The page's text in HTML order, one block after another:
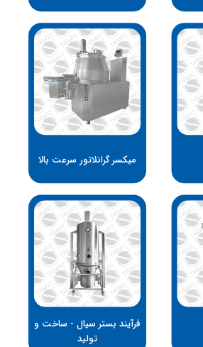
میکسر گرانلاتور سرعت بالا
فرآیند بستر سیال - ساخت و
تولید